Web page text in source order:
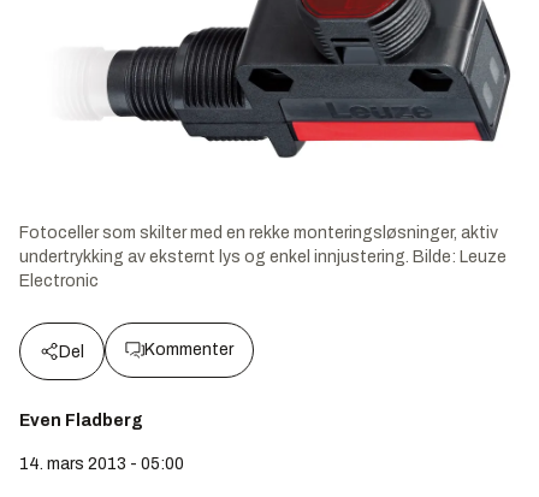
Fotoceller som skilter med en rekke monteringsløsninger, aktiv
undertrykking av eksternt lys og enkel innjustering. Bilde: Leuze
Electronic
Del Kommenter
Even Fladberg
14. mars 2013 - 05:00